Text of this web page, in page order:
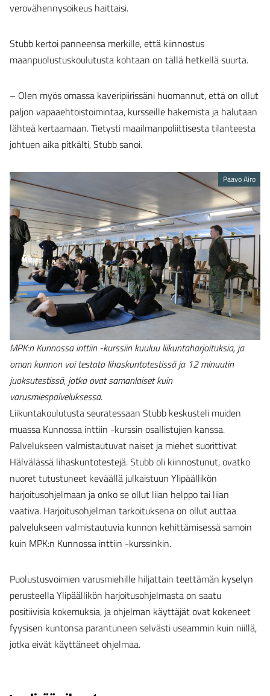
verovähennysoikeus haittaisi.
Stubb kertoi panneensa merkille, että kiinnostus
maanpuolustuskoulutusta kohtaan on tällä hetkellä suurta.
– Olen myös omassa kaveripiirissäni huomannut, että on ollut
paljon vapaaehtoistoimintaa, kursseille hakemista ja halutaan
lähteä kertaamaan. Tietysti maailmanpoliittisesta tilanteesta
johtuen aika pitkälti, Stubb sanoi.
MPK:n Kunnossa inttiin -kurssiin kuuluu liikuntaharjoituksia, ja
oman kunnon voi testata lihaskuntotestissä ja 12 minuutin
juoksutestissä, jotka ovat samanlaiset kuin
varusmiespalveluksessa.
Paavo Airo
Liikuntakoulutusta seuratessaan Stubb keskusteli muiden
muassa Kunnossa inttiin -kurssin osallistujien kanssa.
Palvelukseen valmistautuvat naiset ja miehet suorittivat
Hälvälässä lihaskuntotestejä. Stubb oli kiinnostunut, ovatko
nuoret tutustuneet keväällä julkaistuun Ylipäällikön
harjoitusohjelmaan ja onko se ollut liian helppo tai liian
vaativa. Harjoitusohjelman tarkoituksena on ollut auttaa
palvelukseen valmistautuvia kunnon kehittämisessä samoin
kuin MPK:n Kunnossa inttiin -kurssinkin.
Puolustusvoimien varusmiehille hiljattain teettämän kyselyn
perusteella Ylipäällikön harjoitusohjelmasta on saatu
positiivisia kokemuksia, ja ohjelman käyttäjät ovat kokeneet
fyysisen kuntonsa parantuneen selvästi useammin kuin niillä,
jotka eivät käyttäneet ohjelmaa.